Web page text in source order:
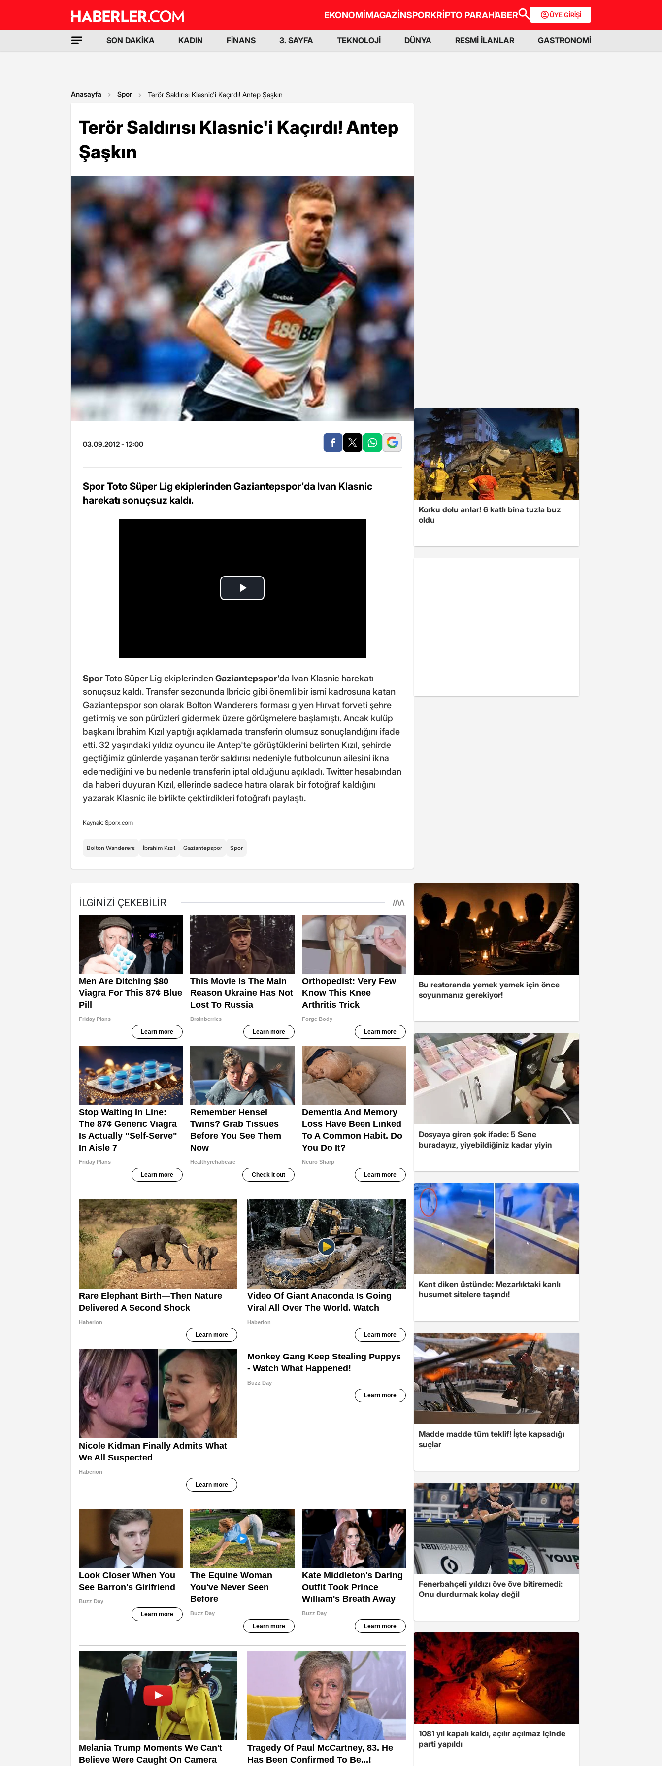
EKONOMİMAGAZİNSPORKRİPTO PARAHABER ÜYE GİRİŞİ
SON DAKİKA KADIN FİNANS 3. SAYFA TEKNOLOJİ DÜNYA RESMİ İLANLAR GASTRONOMİ
Anasayfa Spor Terör Saldırısı Klasnic'i Kaçırdı! Antep Şaşkın
Terör Saldırısı Klasnic'i Kaçırdı! Antep
Şaşkın
03.09.2012 - 12:00
Spor Toto Süper Lig ekiplerinden Gaziantepspor'da Ivan Klasnic
harekatı sonuçsuz kaldı.
SporToto Süper Lig ekiplerindenGaziantepspor'da Ivan Klasnic harekatı
sonuçsuz kaldı. Transfer sezonunda Ibricic gibi önemli bir ismi kadrosuna katan
Gaziantepspor son olarak Bolton Wanderers forması giyen Hırvat forveti şehre
getirmiş ve son pürüzleri gidermek üzere görüşmelere başlamıştı. Ancak kulüp
başkanı İbrahim Kızıl yaptığı açıklamada transferin olumsuz sonuçlandığını ifade
etti. 32 yaşındaki yıldız oyuncu ile Antep'te görüştüklerini belirten Kızıl, şehirde
geçtiğimiz günlerde yaşanan terör saldırısı nedeniyle futbolcunun ailesini ikna
edemediğini ve bu nedenle transferin iptal olduğunu açıkladı. Twitter hesabından
da haberi duyuran Kızıl, ellerinde sadece hatıra olarak bir fotoğraf kaldığını
yazarak Klasnic ile birlikte çektirdikleri fotoğrafı paylaştı.
Kaynak: Sporx.com
Bolton Wanderers İbrahim Kızıl Gaziantepspor Spor
Korku dolu anlar! 6 katlı bina tuzla buz
oldu
Bu restoranda yemek yemek için önce
soyunmanız gerekiyor!
Dosyaya giren şok ifade: 5 Sene
buradayız, yiyebildiğiniz kadar yiyin
Kent diken üstünde: Mezarlıktaki kanlı
husumet sitelere taşındı!
Madde madde tüm teklif! İşte kapsadığı
suçlar
Fenerbahçeli yıldızı öve öve bitiremedi:
Onu durdurmak kolay değil
1081 yıl kapalı kaldı, açılır açılmaz içinde
parti yapıldı